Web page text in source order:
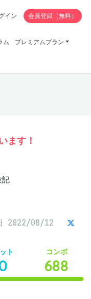
ム
プレミアムプラン
イン 会員登録（無料）
ます！
記
2022/08/12
ト コンボ
688